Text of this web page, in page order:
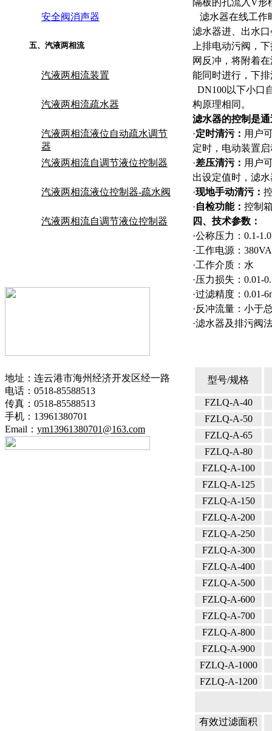
安全阀消声器
五、 汽液两相流
汽液两相流装置
汽液两相流疏水器
汽液两相流液位自动疏水调节
器
汽液两相流自调节液位控制器
汽液两相流液位控制器-疏水阀
汽液两相流自调节液位控制器
地址：连云港市海州经济开发区经一路
电话：0518-85588513
传真：0518-85588513
手机：13961380701
Email： ym13961380701@163.com
隔板的孔流入V形
滤水器在线工作
滤水器进、出水
上排电动污阀，
网反冲，将附着
能同时进行，下
DN100以下小口
构原理相同。
滤水器的控制是
·定时清污： 用户
定时，电动装置
·差压清污： 用户
出设定值时，滤
·现地手动清污：
·自检功能： 控制
四、技术参数：
·公称压力：0.1-
·工作电源：
·工作介质：水
·压力损失：0.01-
·过滤精度：0.01-
·反冲流量：小于
·滤水器及排污阀
型号/规格
FZLQ-A-40
FZLQ-A-50
FZLQ-A-65
FZLQ-A-80
FZLQ-A-100
FZLQ-A-125
FZLQ-A-150
FZLQ-A-200
FZLQ-A-250
FZLQ-A-300
FZLQ-A-400
FZLQ-A-500
FZLQ-A-600
FZLQ-A-700
FZLQ-A-800
FZLQ-A-900
FZLQ-A-1000
FZLQ-A-1200
有效过滤面积